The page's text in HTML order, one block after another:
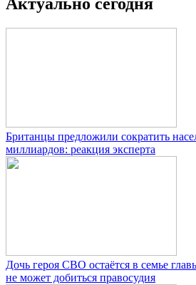
Британцы предложили сократить
миллиардов: реакция эксперта
Дочь героя СВО остаётся в семье
не может добиться правосудия